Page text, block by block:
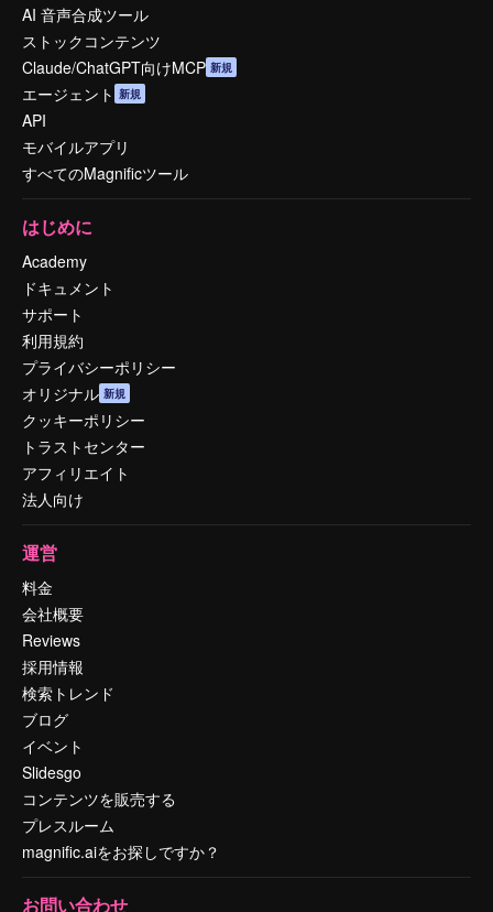
AI 音声合成ツール
ストックコンテンツ
Claude/ChatGPT向けMCP 新規
エージェント 新規
API
モバイルアプリ
すべてのMagnificツール
はじめに
Academy
ドキュメント
サポート
利用規約
プライバシーポリシー
オリジナル 新規
クッキーポリシー
トラストセンター
アフィリエイト
法人向け
運営
料金
会社概要
Reviews
採用情報
検索トレンド
ブログ
イベント
Slidesgo
コンテンツを販売する
プレスルーム
magnific.aiをお探しですか？
お問い合わせ